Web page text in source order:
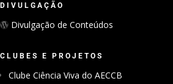
DIVULGAÇÃO
Divulgação de Conteúdos
CLUBES E PROJETOS
Clube Ciência Viva do AECCB